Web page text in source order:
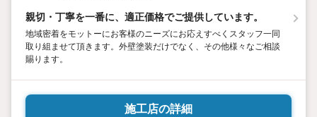
親切・丁寧を一番に、適正価格でご提供しています。
地域密着をモットーにお客様のニーズにお応えすべくスタッフ一同
取り組ませて頂きます。外壁塗装だけでなく、その他様々なご相談
賜ります。
施工店の詳細